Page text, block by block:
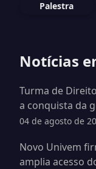
Palestra
Notícias
Turma de
a conquista da
04 de agosto de
Novo Univem
amplia acesso